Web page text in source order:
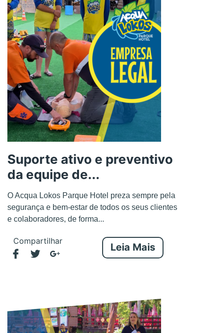
Suporte ativo e preventivo
da equipe de...
O Acqua Lokos Parque Hotel preza sempre pela
segurança e bem-estar de todos os seus clientes
e colaboradores, de forma...
Compartilhar
Leia Mais